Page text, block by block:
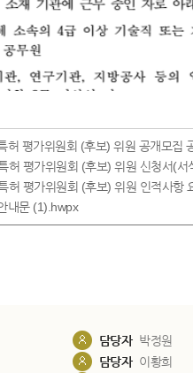
허 평가위원회 (후보) 위원 공개모집
허 평가위원회 (후보) 위원 신청서(
허 평가위원회 (후보) 위원 인적사항
내문 (1).hwpx
담당자 박정원
담당자 이황희